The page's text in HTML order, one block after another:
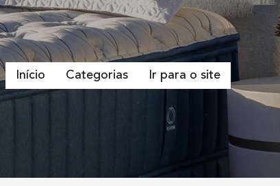
Início Categorias Ir para o site